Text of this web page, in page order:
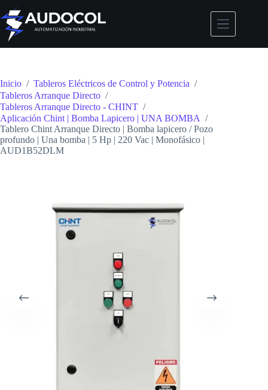
Saltar
al
contenido
Inicio / Tableros Eléctricos de Control y Potencia /
Tableros Arranque Directo /
Tableros Arranque Directo - CHINT /
Aplicación Chint | Bomba Lapicero | UNA BOMBA /
Tablero Chint Arranque Directo | Bomba lapicero / Pozo
profundo | Una bomba | 5 Hp | 220 Vac | Monofásico |
AUD1B52DLM